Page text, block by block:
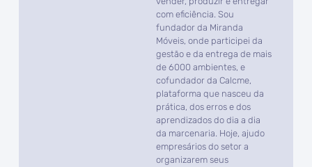
com eficiência. Sou
fundador da Miranda
Móveis, onde participei da
gestão e da entrega de mais
de 6000 ambientes, e
cofundador da Calcme,
plataforma que nasceu da
prática, dos erros e dos
aprendizados do dia a dia
da marcenaria. Hoje, ajudo
empresários do setor a
organizarem seus